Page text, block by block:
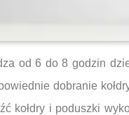
od 6 do 8 godzin
dobranie
kołdry i poduszki